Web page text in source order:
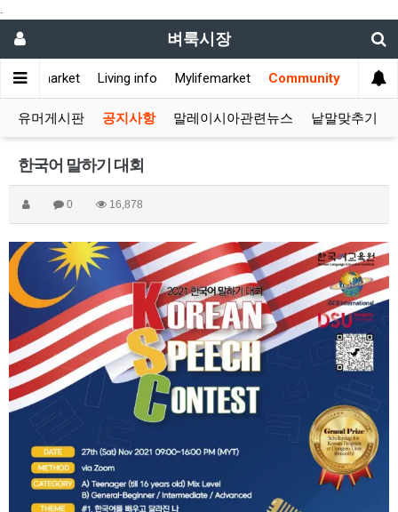
.
벼룩시장
Flea market Living info Mylifemarket Community
유머게시판 공지사항 말레이시아관련뉴스 낱말맞추기
한국어 말하기 대회
0 16,878